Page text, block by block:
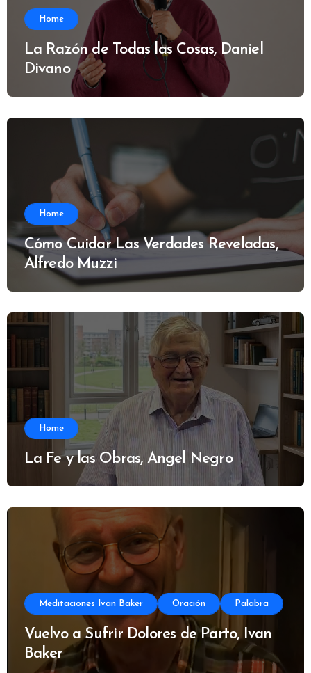
Home
La Razón de Todas las Cosas, Daniel
Divano
Home
Cómo Cuidar Las Verdades Reveladas,
Alfredo Muzzi
Home
La Fe y las Obras, Ángel Negro
Meditaciones Ivan Baker Oración Palabra
Vuelvo a Sufrir Dolores de Parto, Ivan
Baker